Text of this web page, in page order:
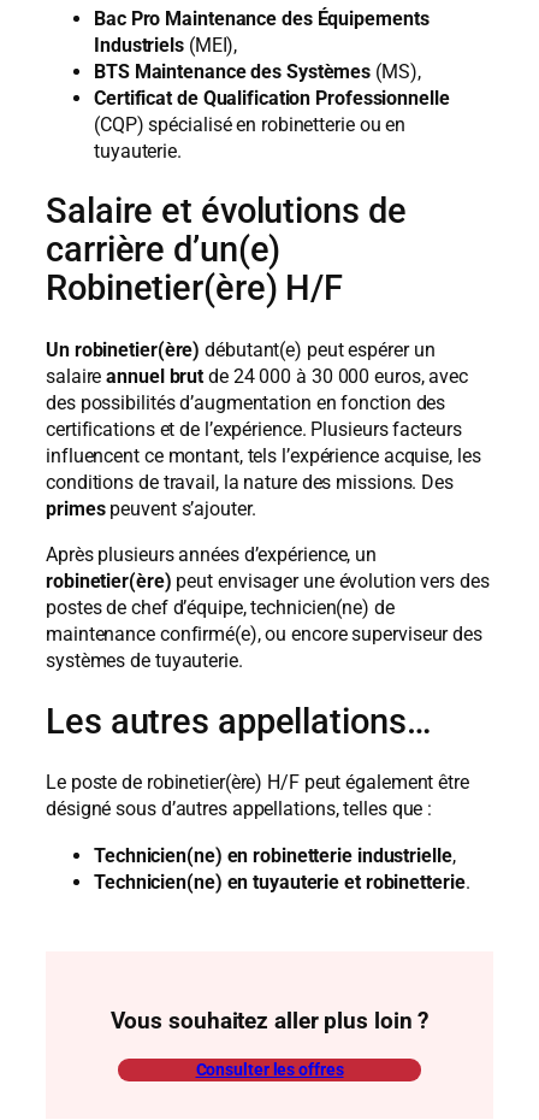
Bac Pro Maintenance des Équipements
Industriels(MEI),
BTS Maintenance des Systèmes (MS),
Certificat de Qualification Professionnelle
(CQP) spécialisé en robinetterie ou en
tuyauterie.
Salaire et évolutions de
carrière d’un(e)
Robinetier(ère) H/F
Un robinetier(ère) débutant(e) peut espérer un
salaireannuel brut de 24 000 à 30 000 euros, avec
des possibilités d’augmentation en fonction des
certifications et de l’expérience. Plusieurs facteurs
influencent ce montant, tels l’expérience acquise, les
conditions de travail, la nature des missions. Des
primespeuvent s’ajouter.
Après plusieurs années d’expérience, un
robinetier(ère) peut envisager une évolution vers des
postes de chef d’équipe, technicien(ne) de
maintenance confirmé(e), ou encore superviseur des
systèmes de tuyauterie.
Les autres appellations…
Le poste de robinetier(ère) H/F peut également être
désigné sous d’autres appellations, telles que :
Technicien(ne) en robinetterie industrielle,
Technicien(ne) en tuyauterie et robinetterie.
Vous souhaitez aller plus loin ?
Consulter les offres